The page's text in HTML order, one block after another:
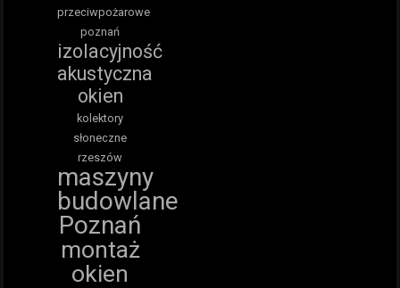
przeciwpożarowe
poznań
izolacyjność
akustyczna
okien
kolektory
słoneczne
rzeszów
maszyny
budowlane
Poznań
montaż
okien